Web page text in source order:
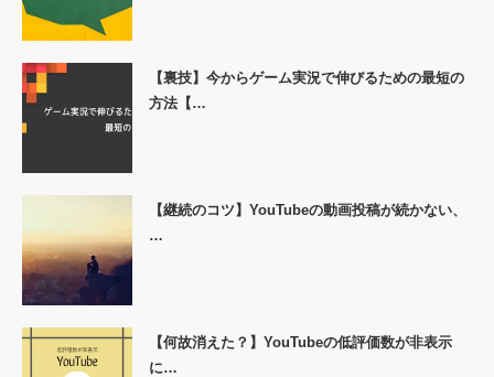
【裏技】今からゲーム実況で伸びるための最短の
方法【…
【継続のコツ】YouTubeの動画投稿が続かない、
…
【何故消えた？】YouTubeの低評価数が非表示
に…